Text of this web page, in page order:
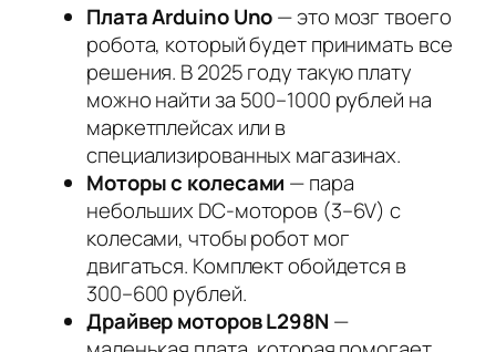
Плата Arduino Uno— это мозг твоего
робота, который будет принимать все
решения. В 2025 году такую плату
можно найти за 500–1000 рублей на
маркетплейсах или в
специализированных магазинах.
Моторы с колесами — пара
небольших DC-моторов (3–6V) с
колесами, чтобы робот мог
двигаться. Комплект обойдется в
300–600 рублей.
Драйвер моторов L298N —